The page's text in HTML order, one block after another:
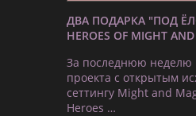
ДВА ПОДАРКА "ПОД
HEROES OF MIGHT
За последнюю неделю
проекта с открытым
сеттингу Might and
Heroes …